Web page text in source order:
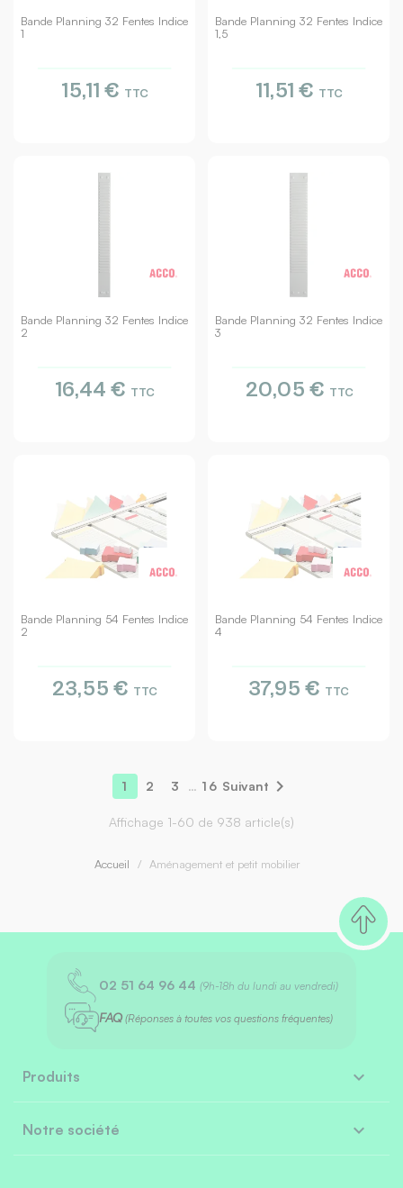
Accueil Aménagement et petit mobilier
Bande Planning 32 Fentes Indice
1
15,11 € TTC
Bande Planning 32 Fentes Indice
1,5
11,51 € TTC
Bande Planning 32 Fentes Indice
2
16,44 € TTC
Bande Planning 32 Fentes Indice
3
20,05 € TTC
Bande Planning 54 Fentes Indice
2
23,55 € TTC
Bande Planning 54 Fentes Indice
4
37,95 € TTC
Affichage 1-60 de 938 article(s)
1 2 3 … 16 Suivant 
02 51 64 96 44 (9h-18h du lundi au vendredi)
FAQ (Réponses à toutes vos questions fréquentes)
Produits 
Notre société 